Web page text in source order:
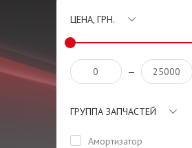
ЦЕНА, ГРН.
—
ГРУППА ЗАПЧАСТЕЙ
Амортизатор